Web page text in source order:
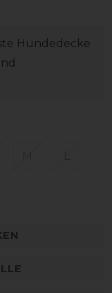
Hundedecke